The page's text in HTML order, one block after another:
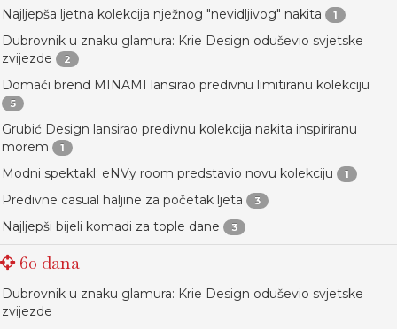
Najljepša ljetna kolekcija nježnog "nevidljivog" nakita 1
Dubrovnik u znaku glamura: Krie Design oduševio svjetske
zvijezde
2
Domaći brend MINAMI lansirao predivnu limitiranu kolekciju
5
Grubić Design lansirao predivnu kolekcija nakita inspiriranu
morem
1
Modni spektakl: eNVy room predstavio novu kolekciju 1
Predivne casual haljine za početak ljeta 3
Najljepši bijeli komadi za tople dane 3
60 dana
Dubrovnik u znaku glamura: Krie Design oduševio svjetske
zvijezde